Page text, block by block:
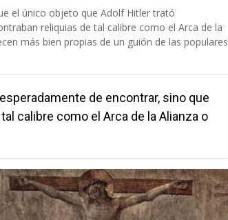
el único objeto que Adolf Hitler trató
reliquias de tal calibre como el Arca de la
más bien propias de un guión de las populares
de encontrar, sino que
calibre como el Arca de la Alianza o